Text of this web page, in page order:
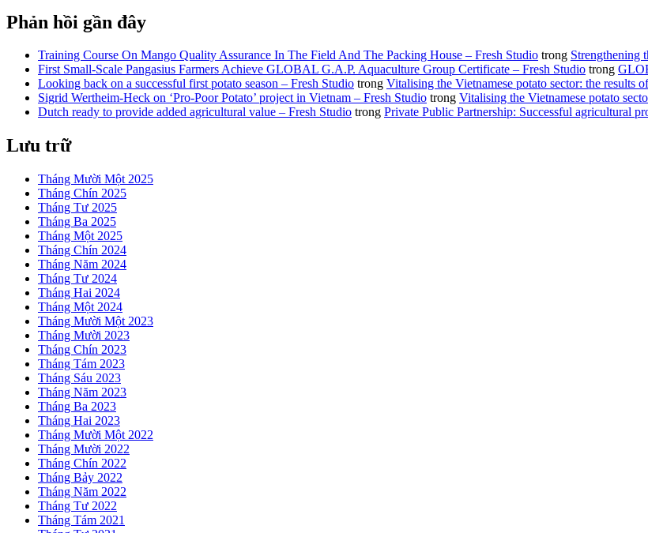
Phản hồi gần đây
Training Course On Mango Quality Assurance In The Field And The Packing House – Fresh Studio trong Strengthening
First Small-Scale Pangasius Farmers Achieve GLOBAL G.A.P. Aquaculture Group Certificate – Fresh Studio trong
Looking back on a successful first potato season – Fresh Studio trong Vitalising the Vietnamese potato sector: the results
Sigrid Wertheim-Heck on ‘Pro-Poor Potato’ project in Vietnam – Fresh Studio trong Vitalising the Vietnamese potato
Dutch ready to provide added agricultural value – Fresh Studio trong Private Public Partnership: Successful agricultural
Lưu trữ
Tháng Mười Một 2025
Tháng Chín 2025
Tháng Tư 2025
Tháng Ba 2025
Tháng Một 2025
Tháng Chín 2024
Tháng Năm 2024
Tháng Tư 2024
Tháng Hai 2024
Tháng Một 2024
Tháng Mười Một 2023
Tháng Mười 2023
Tháng Chín 2023
Tháng Tám 2023
Tháng Sáu 2023
Tháng Năm 2023
Tháng Ba 2023
Tháng Hai 2023
Tháng Mười Một 2022
Tháng Mười 2022
Tháng Chín 2022
Tháng Bảy 2022
Tháng Năm 2022
Tháng Tư 2022
Tháng Tám 2021